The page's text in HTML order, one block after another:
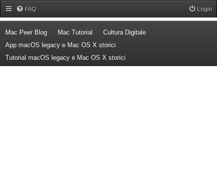
FAQ Login
Mac Peer Blog(Opens a new tab)
Mac Tutorial (Opens a new tab)
Cultura Digitale(Opens a new tab)
App macOS legacy e Mac OS X storici
Tutorial macOS legacy e Mac OS X storici